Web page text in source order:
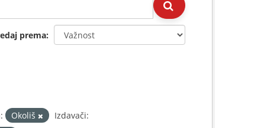
prema
Okoliš
Izdavači: